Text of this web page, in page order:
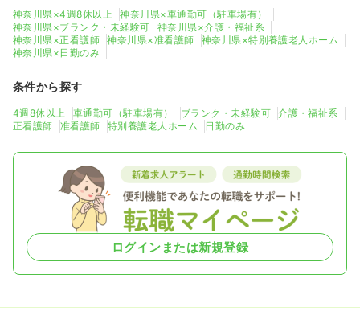
神奈川県×4週8休以上
神奈川県×車通勤可（駐車場有）
神奈川県×ブランク・未経験可
神奈川県×介護・福祉系
神奈川県×正看護師
神奈川県×准看護師
神奈川県×特別養護老人ホーム
神奈川県×日勤のみ
条件から探す
4週8休以上 車通勤可（駐車場有） ブランク・未経験可
介護・福祉系
正看護師
准看護師 特別養護老人ホーム 日勤のみ
ログインまたは新規登録